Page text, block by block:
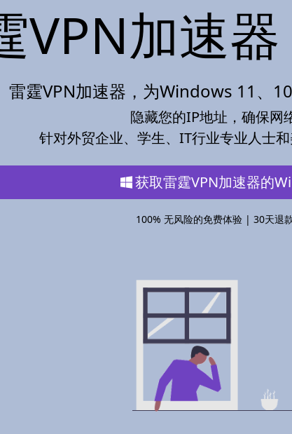
VPN加速
雷霆VPN加速器，为Windows 11、
隐藏您的IP地址，确保网
针对外贸企业、学生、IT行业专业人士
获取雷霆VPN加速器的
100% 无风险的免费体验 | 30天退